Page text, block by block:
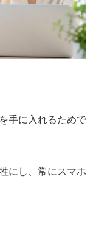
を手に入れるためで
にし、常にスマホ